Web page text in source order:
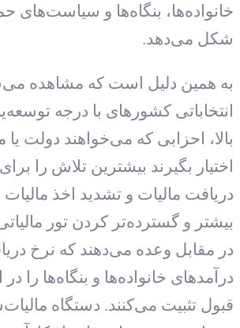
خانواده‌ها، بنگاه‌ها و سیاست‌های
شکل می‌دهد.
به همین دلیل است که مشاهده
انتخاباتی کشورهای با درجه
بالا، احزابی که می‌خواهند دولت
اختیار بگیرند بیشترین تلاش را
دریافت مالیات و تشدید اخذ
بیشتر و گسترده‌تر کردن تور
در مقابل وعده می‌دهند که نرخ
درآمدهای خانواده‌ها و بنگاه‌ها را در
قبول تثبیت می‌کنند. دستگاه